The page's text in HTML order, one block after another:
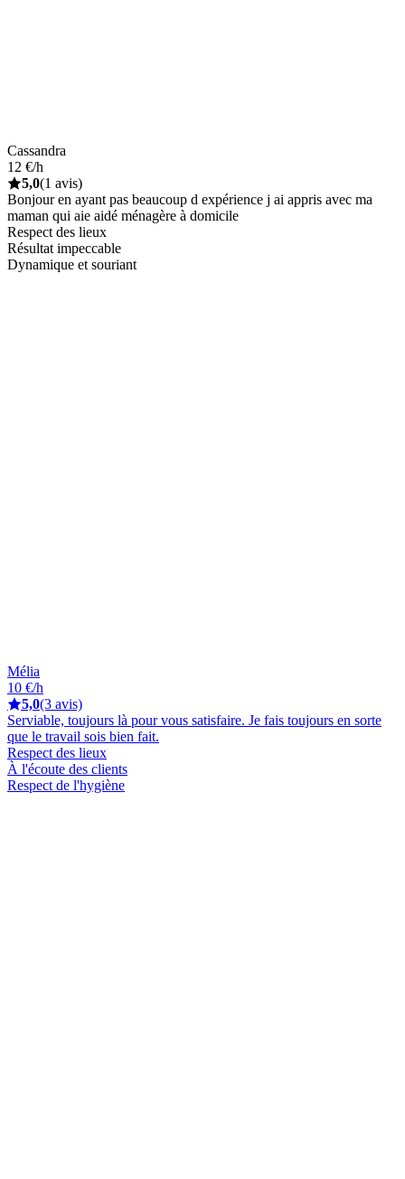
Cassandra
12 €/h
5,0(1 avis)
Bonjour en ayant pas beaucoup d expérience j ai appris avec ma
maman qui aie aidé ménagère à domicile
Respect des lieux
Résultat impeccable
Dynamique et souriant
Mélia
10 €/h
5,0(3 avis)
Serviable, toujours là pour vous satisfaire. Je fais toujours en sorte
que le travail sois bien fait.
Respect des lieux
À l'écoute des clients
Respect de l'hygiène